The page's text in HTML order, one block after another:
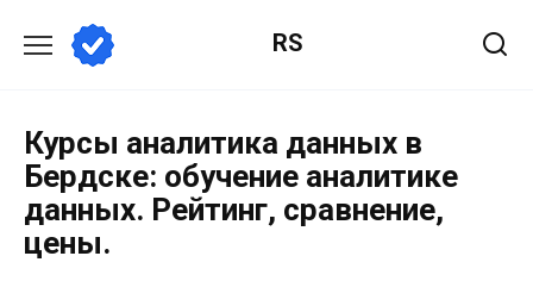
RS
Курсы аналитика данных в
Бердске: обучение аналитике
данных. Рейтинг, сравнение,
цены.